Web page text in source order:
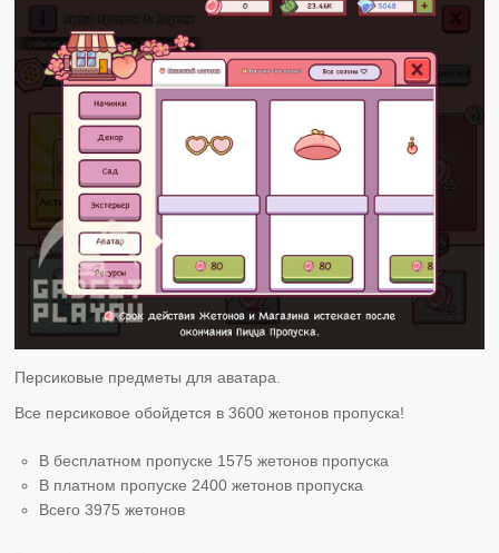
Персиковые предметы для аватара.
Все персиковое обойдется в 3600 жетонов пропуска!
В бесплатном пропуске 1575 жетонов пропуска
В платном пропуске 2400 жетонов пропуска
Всего 3975 жетонов